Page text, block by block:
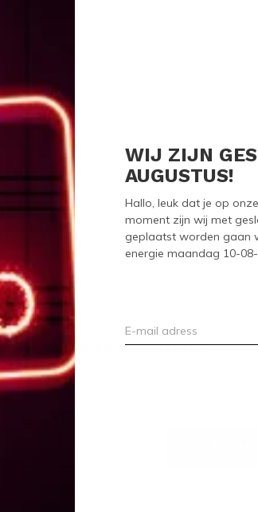
WIJ ZIJN
AUGUSTUS!
Hallo, leuk dat je op
moment zijn wij met
geplaatst worden gaan
energie maandag 10-
Seen 1 of the 1
voor onze nieuwsbrief
nieuwste aanbiedingen en promoties